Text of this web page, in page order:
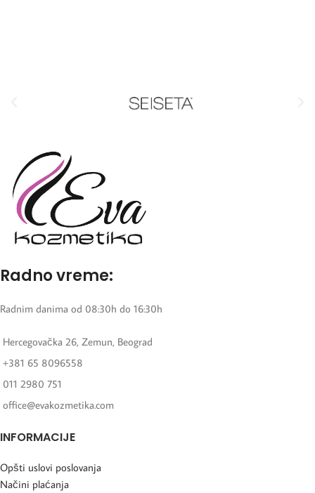
Radno vreme:
Radnim danima od 08:30h do 16:30h
Hercegovačka 26, Zemun, Beograd
+381 65 8096558
011 2980 751
office@evakozmetika.com
INFORMACIJE
Opšti uslovi poslovanja
Načini plaćanja